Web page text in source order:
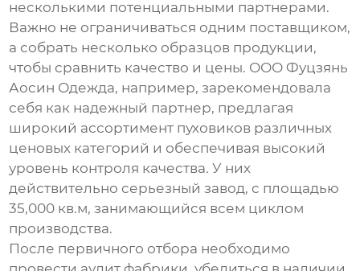
несколькими потенциальными партнерами.
Важно не ограничиваться одним поставщиком,
а собрать несколько образцов продукции,
чтобы сравнить качество и цены. ООО Фуцзянь
Аосин Одежда, например, зарекомендовала
себя как надежный партнер, предлагая
широкий ассортимент пуховиков различных
ценовых категорий и обеспечивая высокий
уровень контроля качества. У них
действительно серьезный завод, с площадью
35,000 кв.м, занимающийся всем циклом
производства.
После первичного отбора необходимо